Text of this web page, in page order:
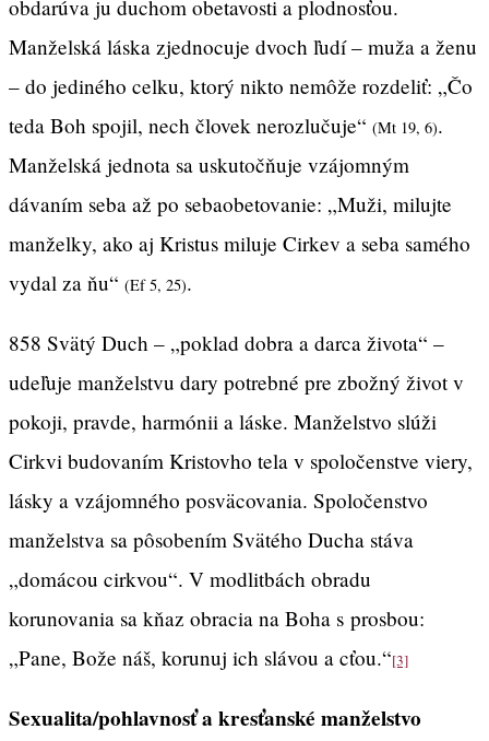
obdarúva ju duchom obetavosti a plodnosťou.
Manželská láska zjednocuje dvoch ľudí – muža a ženu
– do jediného celku, ktorý nikto nemôže rozdeliť: „Čo
teda Boh spojil, nech človek nerozlučuje“ (Mt 19, 6).
Manželská jednota sa uskutočňuje vzájomným
dávaním seba až po sebaobetovanie: „Muži, milujte
manželky, ako aj Kristus miluje Cirkev a seba samého
vydal za ňu“ (Ef 5, 25).
858 Svätý Duch – „poklad dobra a darca života“ –
udeľuje manželstvu dary potrebné pre zbožný život v
pokoji, pravde, harmónii a láske. Manželstvo slúži
Cirkvi budovaním Kristovho tela v spoločenstve viery,
lásky a vzájomného posväcovania. Spoločenstvo
manželstva sa pôsobením Svätého Ducha stáva
„domácou cirkvou“. V modlitbách obradu
korunovania sa kňaz obracia na Boha s prosbou:
„Pane, Bože náš, korunuj ich slávou a cťou.“[3]
Sexualita/pohlavnosť a kresťanské manželstvo